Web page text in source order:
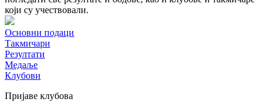
који су учествовали.
Основни подаци
Такмичари
Резултати
Медаље
Клубови
Пријаве клубова